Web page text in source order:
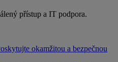
přístup a IT podpora.
okamžitou a bezpečnou